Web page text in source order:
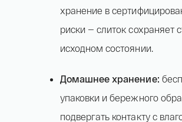
хранение в
риски — слиток сохраняет
исходном состоянии.
Домашнее хранение:
упаковки и бережного
подвергать контакту с